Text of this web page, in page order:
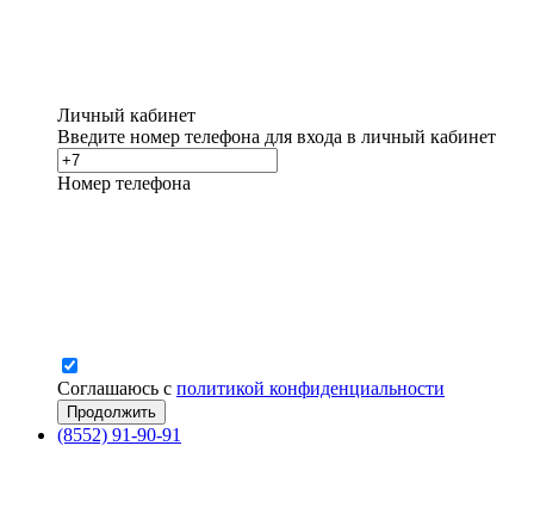
Личный кабинет
Введите номер телефона для входа в личный кабинет
Номер телефона
Соглашаюсь с политикой конфиденциальности
(8552) 91-90-91